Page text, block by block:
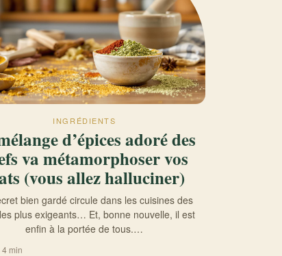
INGRÉDIENTS
d’épices adoré des
va métamorphoser vos
(vous allez halluciner)
bien gardé circule dans les cuisines des
plus exigeants… Et, bonne nouvelle, il est
enfin à la portée de tous.…
4 min